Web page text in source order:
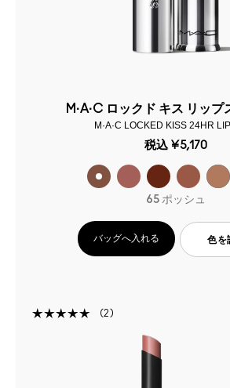
M·A·C ロックド キス リップ
M·A·C LOCKED KISS 24HR
税込 ¥5,170
65 ポッシュ
バッグへ入れる 色を
2